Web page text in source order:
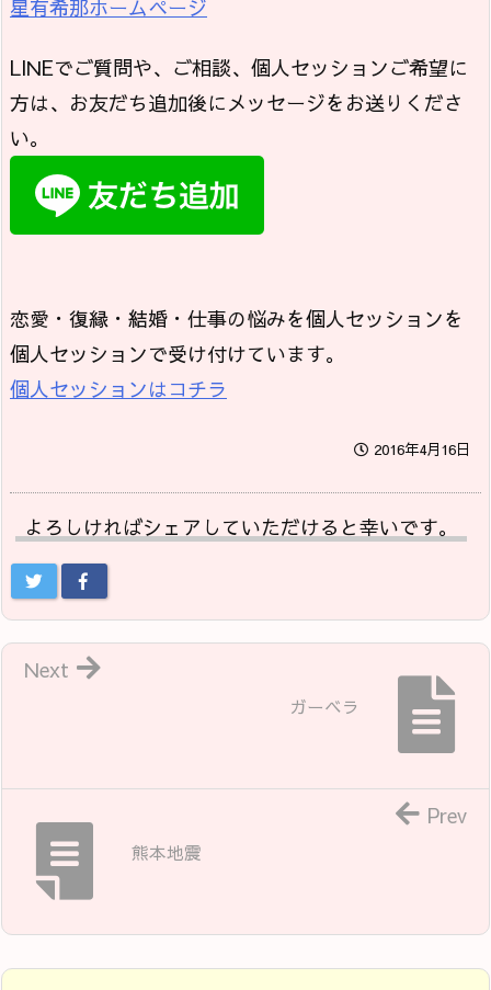
星有希那ホームページ
LINEでご質問や、ご相談、個人セッションご希望に
方は、お友だち追加後にメッセージをお送りくださ
い。
恋愛・復縁・結婚・仕事の悩みを個人セッションを
個人セッションで受け付けています。
個人セッションはコチラ
2016年4月16日
よろしければシェアしていただけると幸いです。
ガーベラ
Next
熊本地震
Prev